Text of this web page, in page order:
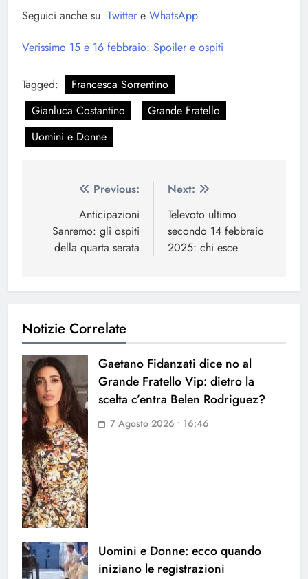
Seguici anche su Twitter e WhatsApp
Verissimo 15 e 16 febbraio: Spoiler e ospiti
Tagged:
Francesca Sorrentino
Gianluca Costantino
Grande Fratello
Uomini e Donne
Navigazione
articoli
Previous:
Anticipazioni
Sanremo: gli ospiti
della quarta serata
Next:
Televoto ultimo
secondo 14 febbraio
2025: chi esce
Notizie Correlate
Gaetano Fidanzati dice no al
Grande Fratello Vip: dietro la
scelta c’entra Belen Rodriguez?
7 Agosto 2026 • 16:46
Uomini e Donne: ecco quando
iniziano le registrazioni